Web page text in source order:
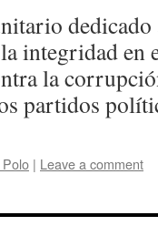
integridad en
la
partidos
| Leave a comment